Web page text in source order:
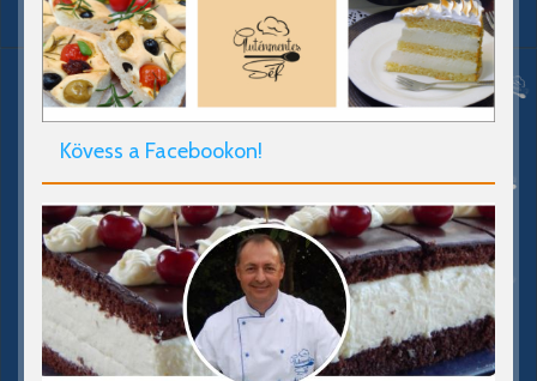
Kövess a Facebookon!